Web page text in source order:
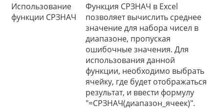
Использование
функции СРЗНАЧ
Функция СРЗНАЧ в Excel
позволяет вычислить среднее
значение для набора чисел в
диапазоне, пропуская
ошибочные значения. Для
использования данной
функции, необходимо выбрать
ячейку, где будет отображаться
результат, и ввести формулу
"=СРЗНАЧ(диапазон_ячеек)".